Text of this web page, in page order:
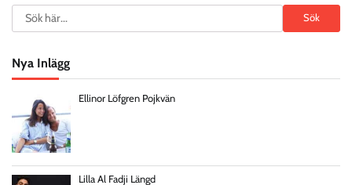
Search Sök
Nya Inlägg
Ellinor Löfgren Pojkvän
Lilla Al Fadji Längd